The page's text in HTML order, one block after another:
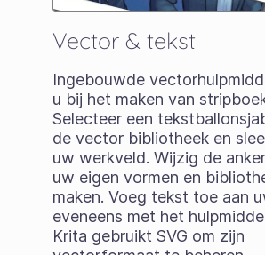
Vector & tekst
Ingebouwde
u bij het maken van
Selecteer een
de vector bibliotheek en
uw werkveld. Wijzig de
uw eigen vormen en
maken. Voeg tekst toe aan
eveneens met het
Krita gebruikt SVG om zijn